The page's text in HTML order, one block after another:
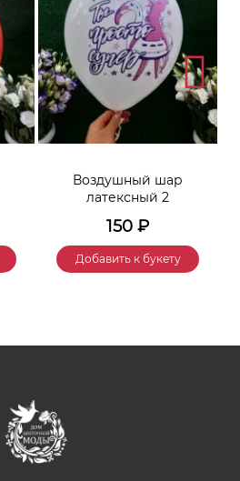
Воздушный шар
латексный 2
150 ₽
Добавить к букету